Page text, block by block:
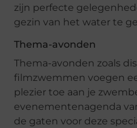
zijn perfecte
gezin van het water te
Thema-avonden
Thema-avonden zoals
filmzwemmen voegen
plezier toe aan je
evenementenagenda
de gaten voor deze